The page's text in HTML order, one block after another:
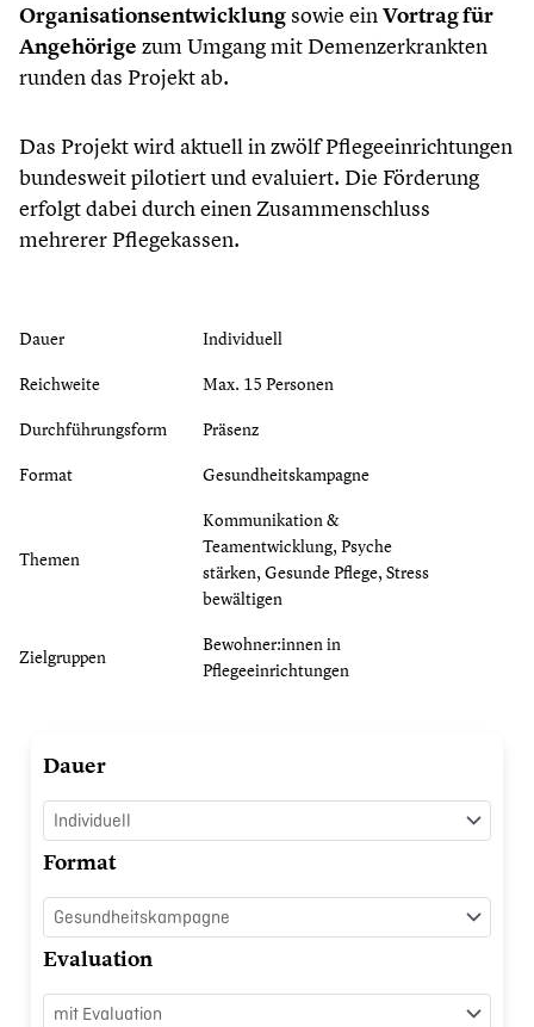
Organisationsentwicklungsowie einVortrag für
Angehörige zum Umgang mit Demenzerkrankten
runden das Projekt ab.
Das Projekt wird aktuell in zwölf Pflegeeinrichtungen
bundesweit pilotiert und evaluiert. Die Förderung
erfolgt dabei durch einen Zusammenschluss
mehrerer Pflegekassen.
Dauer
Individuell
Reichweite
Max. 15 Personen
Durchführungsform
Präsenz
Format
Gesundheitskampagne
Themen
Kommunikation &
Teamentwicklung, Psyche
stärken, Gesunde Pflege, Stress
bewältigen
Zielgruppen
Bewohner:innen in
Pflegeeinrichtungen
Dauer
Format
Evaluation
LebensKlang
Demenz
im
der
Erinnerungen
begegnen
Menge